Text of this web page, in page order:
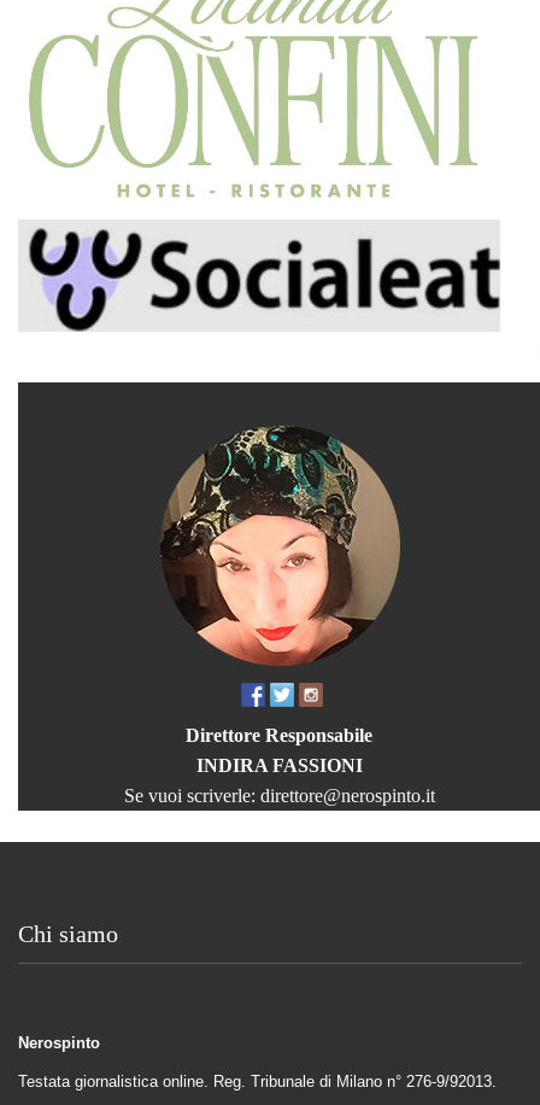
Direttore Responsabile
INDIRA FASSIONI
Se vuoi scriverle: direttore@nerospinto.it
Chi siamo
Nerospinto
Testata giornalistica online. Reg. Tribunale di Milano n° 276-9/92013.